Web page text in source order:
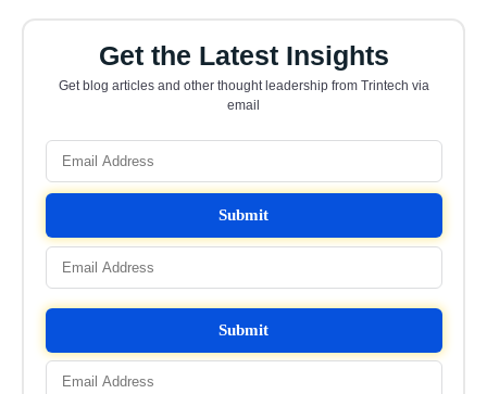
Get the Latest Insights
Get blog articles and other thought leadership from Trintech via
email
Submit
Submit